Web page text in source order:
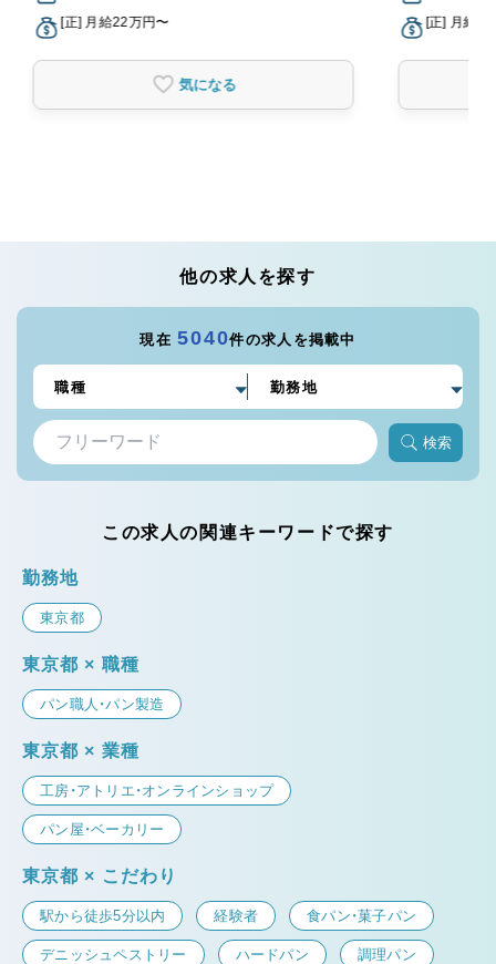
[正] 月給22万円〜
気になる
[正] 月給
他の求人を探す
現在5040件の求人を掲載中
検索
この求人の関連キーワードで探す
勤務地
東京都
東京都 × 職種
パン職人・パン製造
東京都 × 業種
工房・アトリエ・オンラインショップ
パン屋・ベーカリー
東京都 × こだわり
駅から徒歩5分以内 経験者 食パン・菓子パン
デニッシュペストリー ハードパン 調理パン